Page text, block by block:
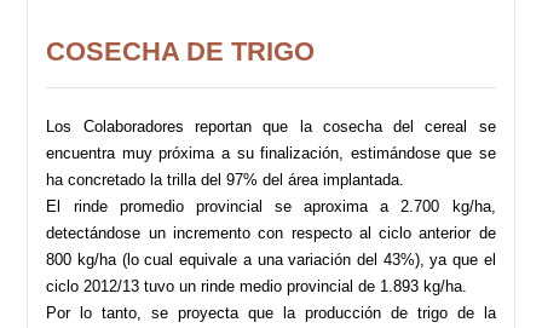
COSECHA DE TRIGO
Los Colaboradores reportan que la cosecha del cereal se
encuentra muy próxima a su finalización, estimándose que se
ha concretado la trilla del 97% del área implantada.
El rinde promedio provincial se aproxima a 2.700 kg/ha,
detectándose un incremento con respecto al ciclo anterior de
800 kg/ha (lo cual equivale a una variación del 43%), ya que el
ciclo 2012/13 tuvo un rinde medio provincial de 1.893 kg/ha.
Por lo tanto, se proyecta que la producción de trigo de la